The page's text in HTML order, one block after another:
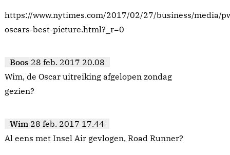
https://www.nytimes.com/2017/02/27/business/media/
oscars-best-picture.html?_r=0
Boos 28 feb. 2017 20.08
Wim, de Oscar uitreiking afgelopen zondag
gezien?
Wim 28 feb. 2017 17.44
Al eens met Insel Air gevlogen, Road Runner?